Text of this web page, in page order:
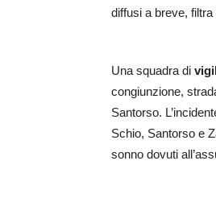
diffusi a breve,
Una squadra di
congiunzione,
Santorso.
Schio, Santorso e
sonno dovuti